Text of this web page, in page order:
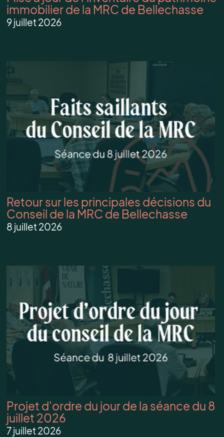
immobilier de la MRC de Bellechasse
9 juillet 2026
Retour sur les principales décisions du
Conseil de la MRC de Bellechasse
8 juillet 2026
Projet d'ordre du jour de la séance du 8
juillet 2026
7 juillet 2026